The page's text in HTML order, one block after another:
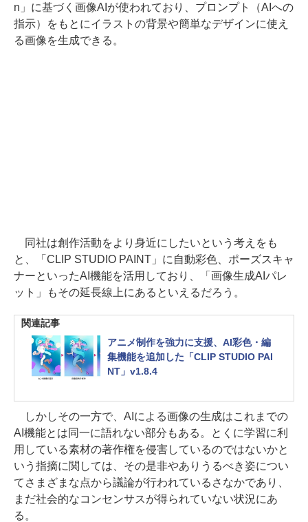
n」に基づく画像AIが使われており、プロンプト（AIへの
指示）をもとにイラストの背景や簡単なデザインに使え
る画像を生成できる。
同社は創作活動をより身近にしたいという考えをも
と、「CLIP STUDIO PAINT」に自動彩色、ポーズスキャ
ナーといったAI機能を活用しており、「画像生成AIパレ
ット」もその延長線上にあるといえるだろう。
関連記事
アニメ制作を強力に支援、AI彩色・編
集機能を追加した「CLIP STUDIO PAI
NT」v1.8.4
しかしその一方で、AIによる画像の生成はこれまでの
AI機能とは同一に語れない部分もある。とくに学習に利
用している素材の著作権を侵害しているのではないかと
いう指摘に関しては、その是非やありうるべき姿につい
てさまざまな点から議論が行われているさなかであり、
まだ社会的なコンセンサスが得られていない状況にあ
る。